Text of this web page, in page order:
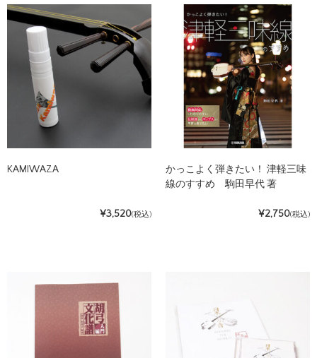
KAMIWAZA
¥3,520(税込)
かっこよく弾きたい！ 津軽三味
線のすすめ 駒田早代 著
¥2,750(税込)